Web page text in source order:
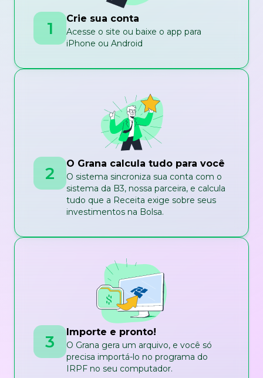
1 Crie sua conta
Acesse o site ou baixe o app para
iPhone ou Android
2 O Grana calcula tudo para você
O sistema sincroniza sua conta com o
sistema da B3, nossa parceira, e calcula
tudo que a Receita exige sobre seus
investimentos na Bolsa.
3 Importe e pronto!
O Grana gera um arquivo, e você só
precisa importá-lo no programa do
IRPF no seu computador.